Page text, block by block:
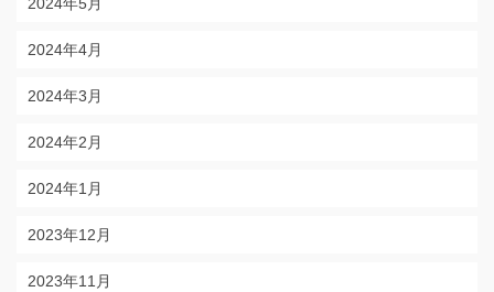
2024年4月
2024年3月
2024年2月
2024年1月
2023年12月
2023年11月